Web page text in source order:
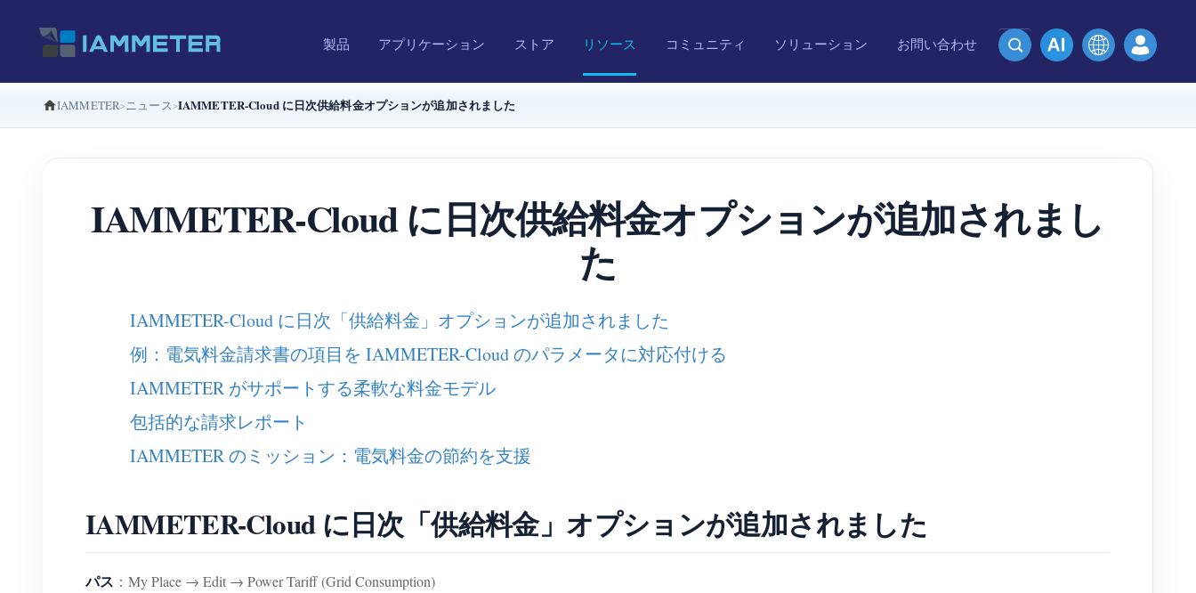
製品 アプリケーション ストア リソース コミュニティ ソリューション お問い合わせ
IAMMETER ニュース IAMMETER-Cloud に日次供給料金オプションが追加されました
IAMMETER-Cloud に日次供給料金オプションが追加されまし
た
IAMMETER-Cloud に日次「供給料金」オプションが追加されました
例：電気料金請求書の項目を IAMMETER-Cloud のパラメータに対応付ける
IAMMETER がサポートする柔軟な料金モデル
包括的な請求レポート
IAMMETER のミッション：電気料金の節約を支援
IAMMETER-Cloud に日次「供給料金」オプションが追加されました
パス ：My Place → Edit → Power Tariff (Grid Consumption)